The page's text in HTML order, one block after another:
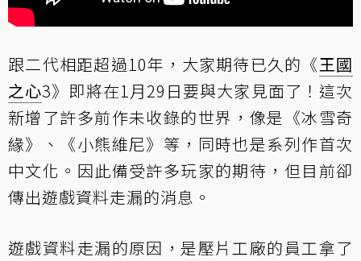
跟二代相距超過10年，大家期待已久的《王國
之心3》即將在1月29日要與大家見面了！這次
新增了許多前作未收錄的世界，像是《冰雪奇
緣》、《小熊維尼》等，同時也是系列作首次
中文化。因此備受許多玩家的期待，但目前卻
傳出遊戲資料走漏的消息。
遊戲資料走漏的原因，是壓片工廠的員工拿了